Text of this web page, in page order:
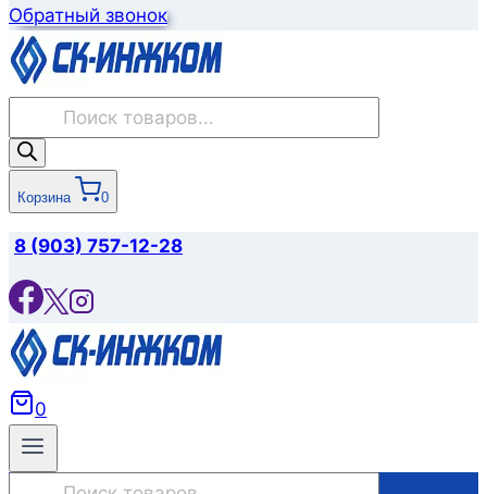
Обратный звонок
товаров
Корзина 0
8 (903) 757-12-28
0